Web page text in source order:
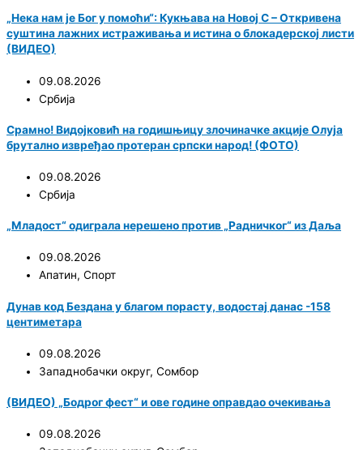
„Нека нам је Бог у помоћи“: Кукњава на Новој С – Откривена
суштина лажних истраживања и истина о блокадерској листи
(ВИДЕО)
09.08.2026
Србија
Срамно! Видојковић на годишњицу злочиначке акције Олуја
брутално извређао протеран српски народ! (ФОТО)
09.08.2026
Србија
„Младост“ одиграла нерешено против „Радничког“ из Даља
09.08.2026
Апатин, Спорт
Дунав код Бездана у благом порасту, водостај данас -158
центиметара
09.08.2026
Западнобачки округ, Сомбор
(ВИДЕО) „Бодрог фест“ и ове године оправдао очекивања
09.08.2026